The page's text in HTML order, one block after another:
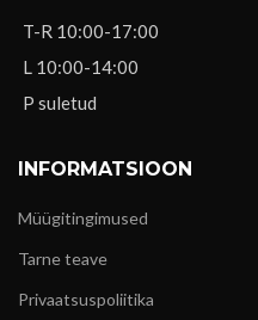
T-R 10:00-17:00
L 10:00-14:00
P suletud
INFORMATSIOON
Müügitingimused
Tarne teave
Privaatsuspoliitika